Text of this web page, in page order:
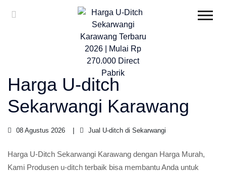
Harga U-ditch
Sekarwangi Karawang
08 Agustus 2026 Jual U-ditch di Sekarwangi
Harga U-Ditch Sekarwangi Karawang dengan Harga Murah,
Kami Produsen u-ditch terbaik bisa membantu Anda untuk